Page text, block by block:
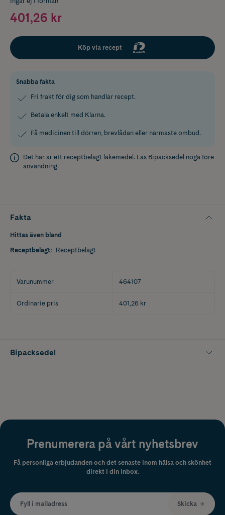
401,26 kr
Köp via recept
Snabba fakta
Fri frakt för dig som handlar recept.
Betala enkelt med Klarna.
Få medicinen till dörren, brevlådan eller närmaste ombud.
Det här är ett receptbelagt läkemedel. Läs Bipacksedel noga före
användning.
Fakta
Hittas även bland
Receptbelagt: Receptbelagt
Varunummer 464107
Ordinarie pris 401,26 kr
Bipacksedel
Prenumerera på vårt nyhetsbrev
Få personliga erbjudanden och det senaste inom hälsa och skönhet
direkt i din inbox.
Fyll i mailadress Skicka